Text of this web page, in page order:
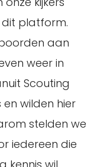
platform.
aan
weer in
Scouting
en wilden hier
stelden we
iedereen die